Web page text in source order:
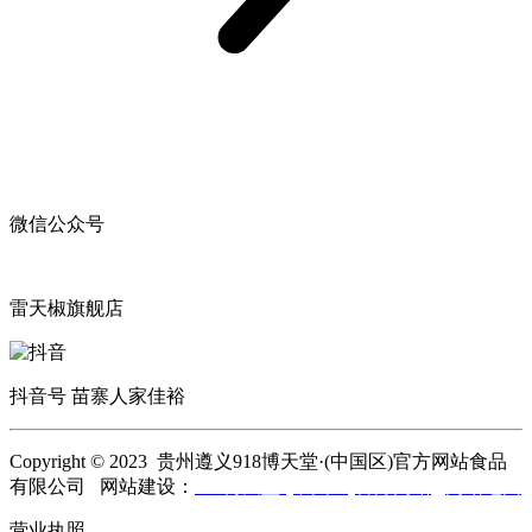
微信公众号
雷天椒旗舰店
抖音号 苗寨人家佳裕
Copyright © 2023 贵州遵义918博天堂·(中国区)官方网站食品
有限公司 网站建设：